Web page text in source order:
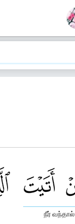
நீர் வந்தால்